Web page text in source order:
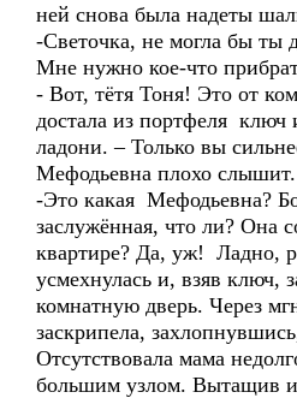
ней снова была надеты
-Светочка, не могла бы ты
Мне нужно кое-что
- Вот, тётя Тоня! Это от
достала из портфеля ключ
ладони. – Только вы
Мефодьевна плохо слышит.
-Это какая Мефодьевна?
заслужённая, что ли? Она
квартире? Да, уж! Ладно,
усмехнулась и, взяв ключ,
комнатную дверь. Через
заскрипела,
Отсутствовала мама
большим узлом. Вытащив